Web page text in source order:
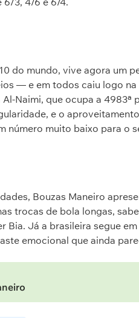
do mundo, vive agora um
— e em todos caiu logo
Naimi, que ocupa a 4983ª
e o
número muito baixo para o
Bouzas Maneiro
trocas de bola longas,
Bia. Já a brasileira segue
emocional que ainda